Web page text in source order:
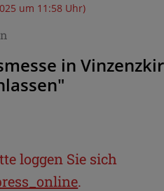
um 11:58 Uhr)
in
loggen Sie sich
.